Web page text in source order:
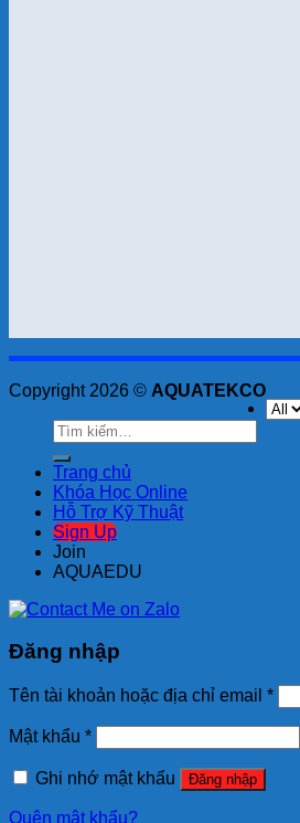
Copyright 2026 © AQUATEKCO
Tìm
kiếm:
Trang chủ
Khóa Học Online
Hỗ Trợ Kỹ Thuật
Sign Up
Join
AQUAEDU
Đăng nhập
Tên tài khoản hoặc địa chỉ email *
Mật khẩu *
Ghi nhớ mật khẩu Đăng nhập
Quên mật khẩu?